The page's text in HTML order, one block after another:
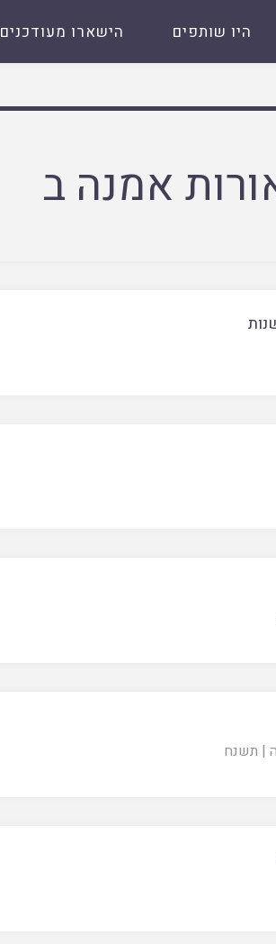
היו שותפים הישארו מעודכנים
אמנה ב
| תשנח